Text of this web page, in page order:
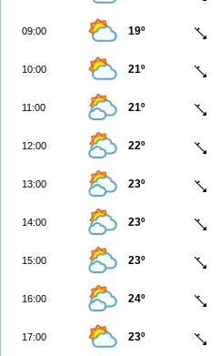
09:00 19º
10:00 21º
11:00 21º
12:00 22º
13:00 23º
14:00 23º
15:00 23º
16:00 24º
17:00 23º